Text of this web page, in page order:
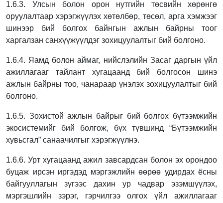
1.6.3. Улсын болон орон нутгийн төсвийн хөрөнгө
оруулалтаар хэрэгжүүлэх хөтөлбөр, төсөл, арга хэмжээг
шинээр бий болгох байнгын ажлын байрны тоог
харгалзан санхүүжүүлдэг зохицуулалтыг бий болгоно.
1.6.4. Яамд болон аймаг, нийслэлийн Засаг даргын үйл
ажиллагааг тайлант хугацаанд бий болгосон шинэ
ажлын байрны тоо, чанараар үнэлэх зохицуулалтыг бий
болгоно.
1.6.5. Зохистой ажлын байрыг бий болгох бүтээмжийн
экосистемийг бий болгож, бүх түвшинд “Бүтээмжийн
хувьсгал” санаачилгыг хэрэгжүүлнэ.
1.6.6. Урт хугацаанд ажил завсардсан болон эх орондоо
буцаж ирсэн иргэдэд мэргэжлийн өөрөө удирдах ёсны
байгууллагын зүгээс дахин ур чадвар эзэмшүүлэх,
мэргэшлийн зэрэг, гэрчилгээ олгох үйл ажиллагааг